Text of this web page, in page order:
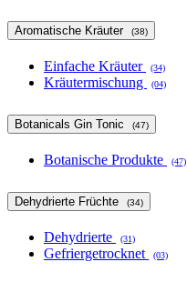
Aromatische Kräuter (38)
Einfache Kräuter (34)
Kräutermischung (04)
Botanicals Gin Tonic (47)
Botanische Produkte (47)
Dehydrierte Früchte (34)
Dehydrierte (31)
Gefriergetrocknet (03)